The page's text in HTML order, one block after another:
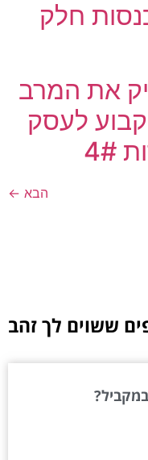
חלק
את המרב
קבוע לעסק
הבא ←
ששוים לך זהב